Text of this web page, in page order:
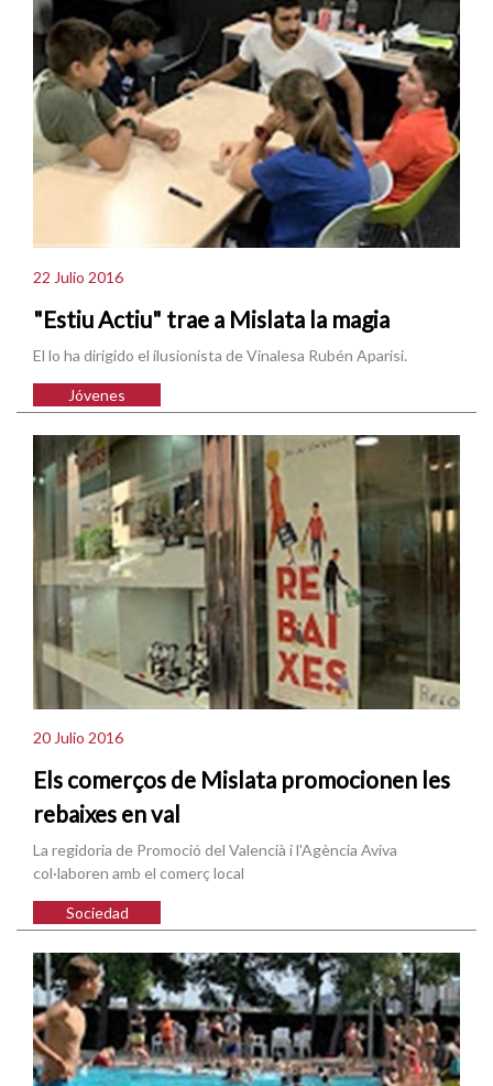
22 Julio 2016
"Estiu Actiu" trae a Mislata la magia
El lo ha dirigido el ilusionista de Vinalesa Rubén Aparisi.
Jóvenes
20 Julio 2016
Els comerços de Mislata promocionen les
rebaixes en val
La regidoria de Promoció del Valencià i l'Agència Aviva
col·laboren amb el comerç local
Sociedad